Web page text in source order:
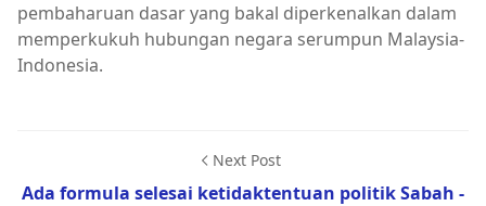
pembaharuan dasar yang bakal diperkenalkan dalam
memperkukuh hubungan negara serumpun Malaysia-
Indonesia.
Next Post
Ada formula selesai ketidaktentuan politik Sabah -